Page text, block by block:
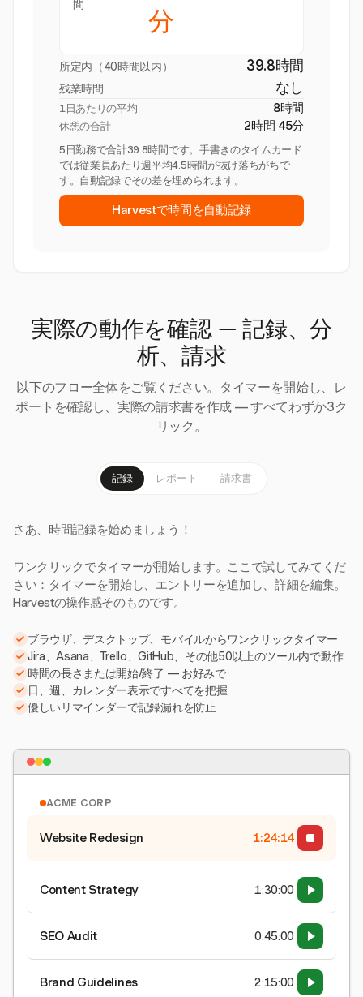
間
分
所定内（40時間以内） 39.8時間
残業時間 なし
1日あたりの平均 8時間
休憩の合計 2時間 45分
5日勤務で合計39.8時間です。手書きのタイムカード
では従業員あたり週平均4.5時間が抜け落ちがちで
す。自動記録でその差を埋められます。
Harvestで時間を自動記録
実際の動作を確認 — 記録、分
析、請求
以下のフロー全体をご覧ください。タイマーを開始し、レ
ポートを確認し、実際の請求書を作成 — すべてわずか3ク
リック。
記録 レポート 請求書
さあ、時間記録を始めましょう！
ワンクリックでタイマーが開始します。ここで試してみてくだ
さい：タイマーを開始し、エントリーを追加し、詳細を編集。
Harvestの操作感そのものです。
ブラウザ、デスクトップ、モバイルからワンクリックタイマー
Jira、Asana、Trello、GitHub、その他50以上のツール内で動作
時間の長さまたは開始/終了 — お好みで
日、週、カレンダー表示ですべてを把握
優しいリマインダーで記録漏れを防止
ACME CORP
Website Redesign 1:24:15
Content Strategy 1:30:00
SEO Audit 0:45:00
Brand Guidelines 2:15:00